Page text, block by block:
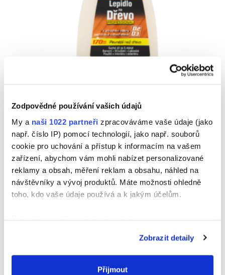
Zodpovědné používání vašich údajů
My a naši 1022 partneři zpracováváme vaše údaje (jako
např. číslo IP) pomocí technologií, jako např. souborů
cookie pro uchování a přístup k informacím na vašem
zařízení, abychom vám mohli nabízet personalizované
reklamy a obsah, měření reklam a obsahu, náhled na
návštěvníky a vývoj produktů. Máte možnosti ohledně
toho, kdo vaše údaje používá a k jakým účelům.
poloze, které mohou být přesné na několik metrů
Identifikovali vaše zařízení pomocí aktivního
skenování pro konkrétní charakteristiky (otisk prstu)
Zobrazit detaily
Přijmout
Další příspěvky v této kategorii
Domácnost
<